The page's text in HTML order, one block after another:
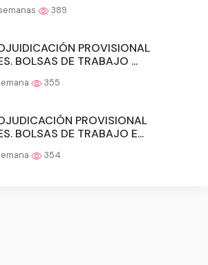
389
PROVISIONAL
BOLSAS DE TRABAJO ...
355
PROVISIONAL
BOLSAS DE TRABAJO E...
354